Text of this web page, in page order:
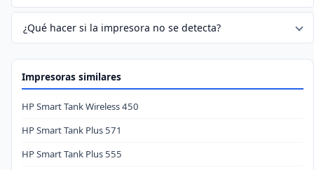
¿Qué hacer si la impresora no se detecta?
Impresoras similares
HP Smart Tank Wireless 450
HP Smart Tank Plus 571
HP Smart Tank Plus 555